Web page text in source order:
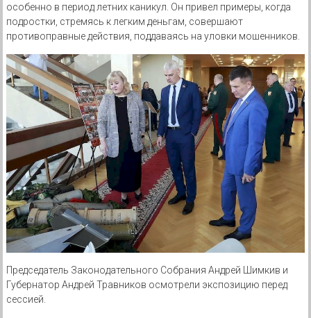
особенно в период летних каникул. Он привел примеры, когда
подростки, стремясь к легким деньгам, совершают
противоправные действия, поддаваясь на уловки мошенников.
Председатель Законодательного Собрания Андрей Шимкив и
Губернатор Андрей Травников осмотрели экспозицию перед
сессией.